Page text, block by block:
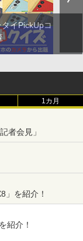
イPickUpコ
1カ月
者会見」
を紹介！
紹介！